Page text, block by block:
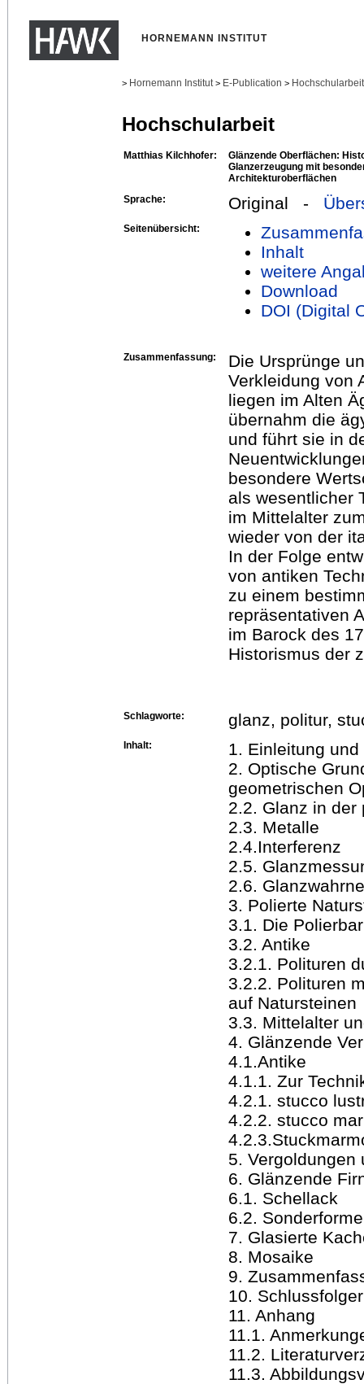
HORNEMANN INSTITUT
> Hornemann Institut > E-Publication >
Hochschularbeit
Matthias Kilchhofer:
Glänzende Oberflächen:
Glanzerzeugung mit
Architekturoberflächen
Sprache:
Original -
Seitenübersicht:
Inhalt
weitere
Download
DOI (Digital
Zusammenfassung:
Die Ursprünge
Verkleidung von
liegen im Alten
übernahm die
und führt sie in
besondere
als wesentlicher
im Mittelalter
wieder von der
In der Folge
von antiken
zu einem
repräsentativen
im Barock des
Historismus der
Schlagworte: glanz, politur,
Inhalt:
1. Einleitung
2. Optische
geometrischen
2.2. Glanz in der
2.3. Metalle
2.4.Interferenz
2.5.
2.6.
3. Polierte
3.1. Die
3.2. Antike
3.2.1. Polituren
3.2.2. Polituren
auf Natursteinen
3.3. Mittelalter
4. Glänzende
4.1.Antike
4.1.1. Zur
4.2.1. stucco
4.2.2. stucco
5. Vergoldungen
6. Glänzende
6.1. Schellack
6.2.
7. Glasierte
8. Mosaike
9.
10.
11. Anhang
11.1.
11.2.
11.3.